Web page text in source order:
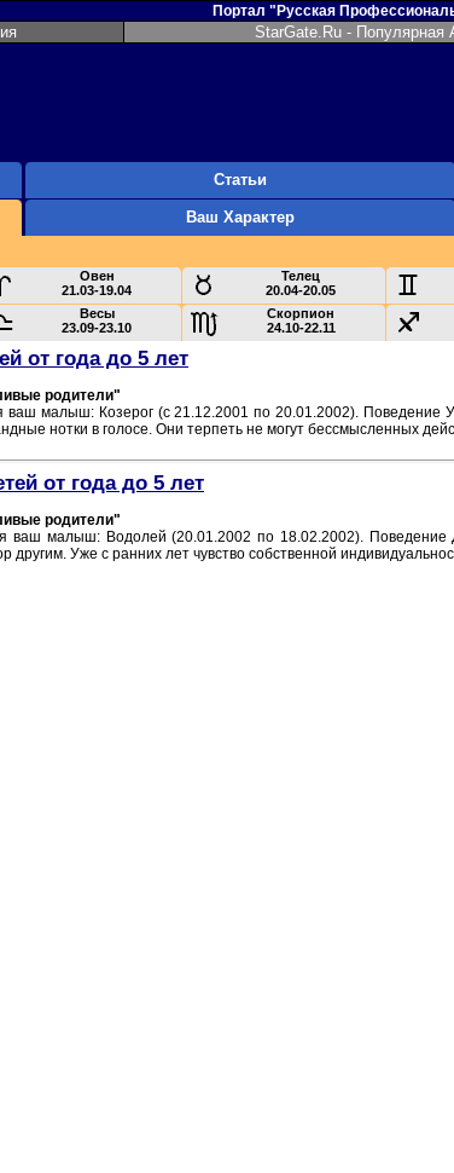
Портал "Русская
StarGate.Ru - Популярная
Статьи
Ваш Характер
Овен
21.03-19.04
Телец
20.04-20.05
Весы
23.09-23.10
Скорпион
24.10-22.11
от года до 5 лет
родители"
ваш малыш: Козерог (c 21.12.2001 по 20.01.2002). Поведение
нотки в голосе. Они терпеть не могут бессмысленных
от года до 5 лет
родители"
ваш малыш: Водолей (20.01.2002 по 18.02.2002).
другим. Уже с ранних лет чувство собственной